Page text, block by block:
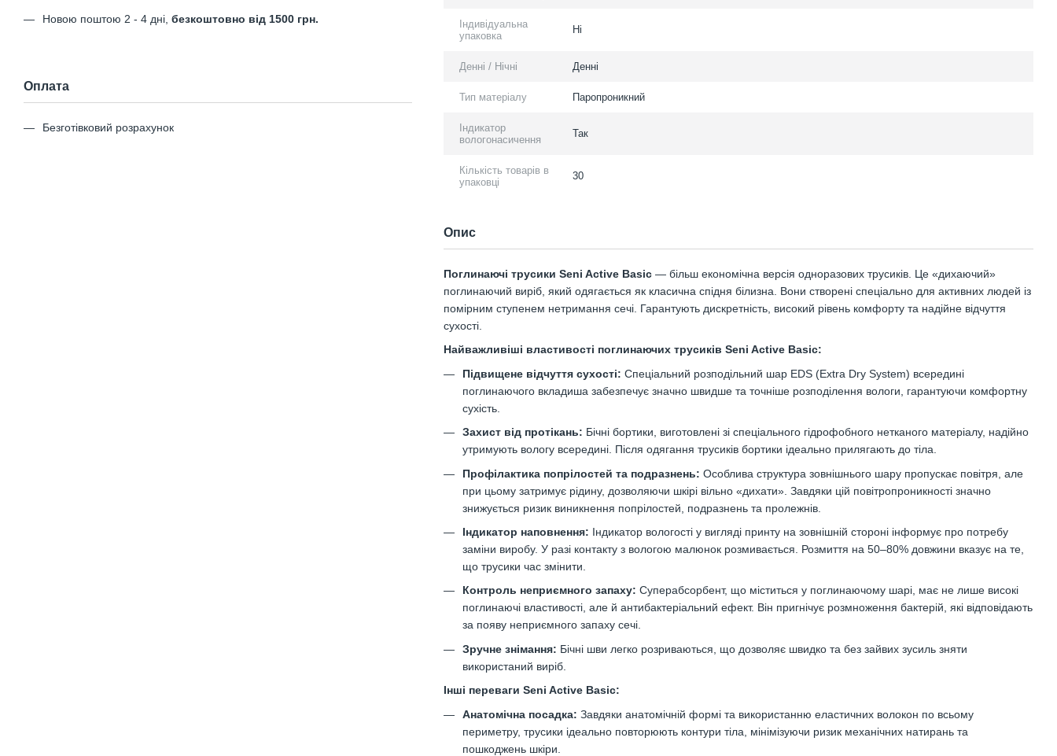
Новою поштою 2 - 4 дні, безкоштовно від 1500 грн.
Оплата
Безготівковий розрахунок
Індивідуальна
упаковка
Ні
Денні / Нічні Денні
Тип матеріалу Паропроникний
Індикатор
вологонасичення
Так
Кількість товарів в
упаковці
30
Опис
Поглинаючі трусики Seni Active Basic— більш економічна версія одноразових трусиків. Це «дихаючий»
поглинаючий виріб, який одягається як класична спідня білизна. Вони створені спеціально для активних людей із
помірним ступенем нетримання сечі. Гарантують дискретність, високий рівень комфорту та надійне відчуття
сухості.
Найважливіші властивості поглинаючих трусиків Seni Active Basic:
Підвищене відчуття сухості: Спеціальний розподільний шар EDS (Extra Dry System) всередині
поглинаючого вкладиша забезпечує значно швидше та точніше розподілення вологи, гарантуючи комфортну
сухість.
Захист від протікань: Бічні бортики, виготовлені зі спеціального гідрофобного нетканого матеріалу, надійно
утримують вологу всередині. Після одягання трусиків бортики ідеально прилягають до тіла.
Профілактика попрілостей та подразнень: Особлива структура зовнішнього шару пропускає повітря, але
при цьому затримує рідину, дозволяючи шкірі вільно «дихати». Завдяки цій повітропроникності значно
знижується ризик виникнення попрілостей, подразнень та пролежнів.
Індикатор наповнення: Індикатор вологості у вигляді принту на зовнішній стороні інформує про потребу
заміни виробу. У разі контакту з вологою малюнок розмивається. Розмиття на 50–80% довжини вказує на те,
що трусики час змінити.
Контроль неприємного запаху: Суперабсорбент, що міститься у поглинаючому шарі, має не лише високі
поглинаючі властивості, але й антибактеріальний ефект. Він пригнічує розмноження бактерій, які відповідають
за появу неприємного запаху сечі.
Зручне знімання: Бічні шви легко розриваються, що дозволяє швидко та без зайвих зусиль зняти
використаний виріб.
Інші переваги Seni Active Basic:
Анатомічна посадка: Завдяки анатомічній формі та використанню еластичних волокон по всьому
периметру, трусики ідеально повторюють контури тіла, мінімізуючи ризик механічних натирань та
пошкоджень шкіри.